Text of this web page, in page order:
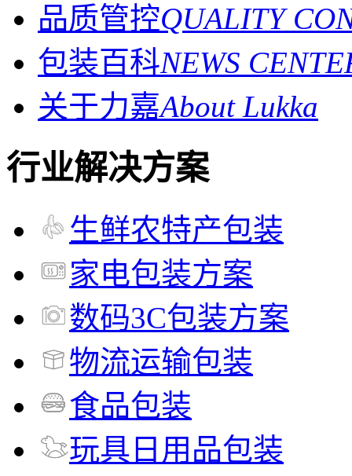
品质管控QUALITY
包装百科NEWS
关于力嘉About Lukka
行业解决方案
生鲜农特产包装
家电包装方案
数码3C包装方案
物流运输包装
食品包装
玩具日用品包装